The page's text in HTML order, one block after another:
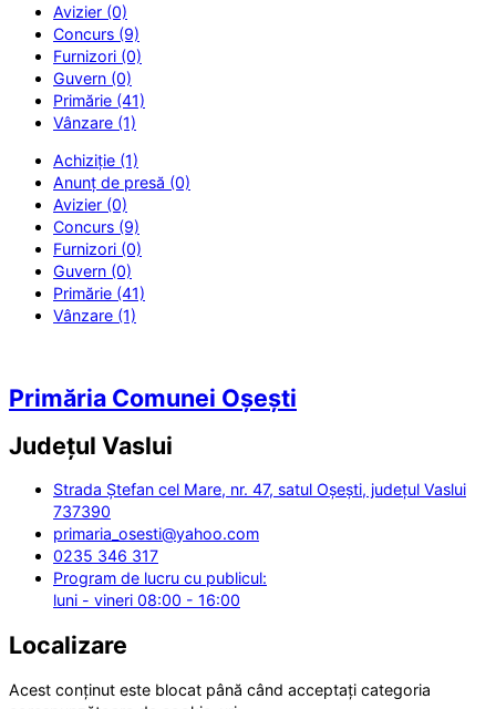
Avizier (0)
Concurs (9)
Furnizori (0)
Guvern (0)
Primărie (41)
Vânzare (1)
Achiziție (1)
Anunț de presă (0)
Avizier (0)
Concurs (9)
Furnizori (0)
Guvern (0)
Primărie (41)
Vânzare (1)
Primăria Comunei Oșești
Județul Vaslui
Strada Ștefan cel Mare, nr. 47, satul Oșești, județul Vaslui
737390
primaria_osesti@yahoo.com
0235 346 317
Program de lucru cu publicul:
luni - vineri 08:00 - 16:00
Localizare
Acest conținut este blocat până când acceptați categoria